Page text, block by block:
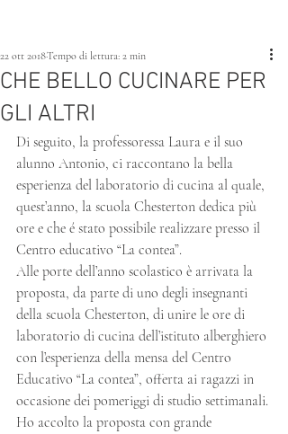
CHE BELLO CUCINARE PER
GLI ALTRI
22 ott 2018Tempo di lettura: 2 min
Di seguito, la professoressa Laura e il suo
alunno Antonio, ci raccontano la bella
esperienza del laboratorio di cucina al quale,
quest’anno, la scuola Chesterton dedica più
ore e che é stato possibile realizzare presso il
Centro educativo “La contea”.
Alle porte dell’anno scolastico è arrivata la
proposta, da parte di uno degli insegnanti
della scuola Chesterton, di unire le ore di
laboratorio di cucina dell’istituto alberghiero
con l’esperienza della mensa del Centro
Educativo “La contea”, offerta ai ragazzi in
occasione dei pomeriggi di studio settimanali.
Ho accolto la proposta con grande